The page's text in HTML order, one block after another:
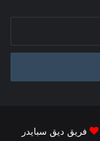
فريق ديق سبايدر